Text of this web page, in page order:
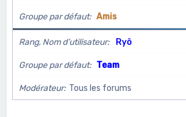
Groupe par défaut Amis
Rang, Nom d’utilisateur Ryô
Groupe par défaut Team
Modérateur Tous les forums